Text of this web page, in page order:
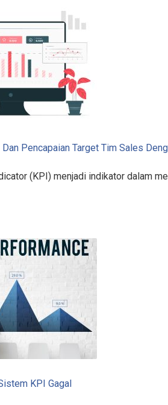
Pencapaian Target Tim Sales
(KPI) menjadi indikator dalam
KPI Gagal